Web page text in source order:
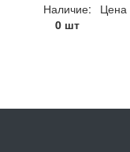
Наличие:
0 шт
Цена